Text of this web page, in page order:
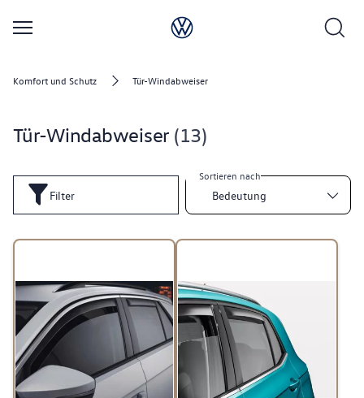
Komfort und Schutz Tür-Windabweiser
Tür-Windabweiser 13
Filter
Sortieren nach
Bedeutung